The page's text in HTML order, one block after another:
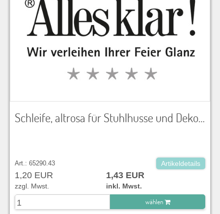
Schleife, altrosa für Stuhlhusse und Dekoration
Art.: 65290.43 Artikeldetails
1,20 EUR 1,43 EUR
zzgl. Mwst.
inkl. Mwst.
wählen